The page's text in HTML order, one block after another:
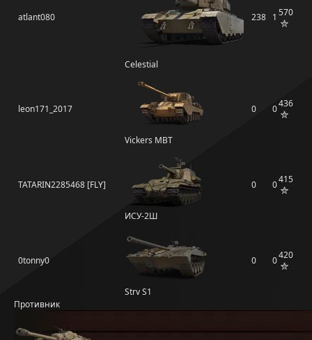
atlant080
Celestial
238 1 570
leon171_2017
Vickers MBT
0 0436
TATARIN2285468 [FLY]
ИСУ-2Ш
0 0415
0tonny0
Strv S1
0 0420
Противник